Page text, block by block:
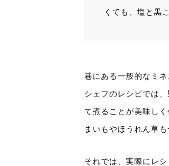
くても、塩と黒
巷にある一般的なミ
シェフのレシピでは
て煮ることが美味し
まいもやほうれん草
それでは、実際にレ